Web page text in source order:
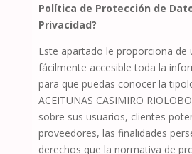
Política de Protección de
Privacidad?
Este apartado le proporciona de
fácilmente accesible toda la
para que puedas conocer la
ACEITUNAS CASIMIRO
sobre sus usuarios, clientes
proveedores, las finalidades
derechos que la normativa de